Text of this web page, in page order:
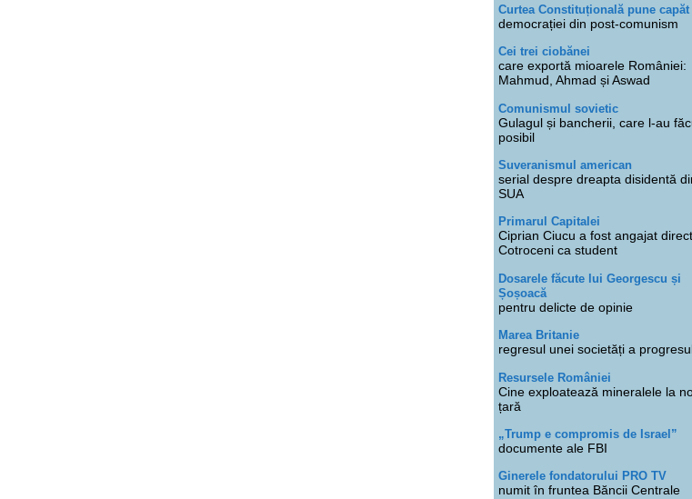
Curtea Constituțională pune capăt
democrației din post-comunism
Cei trei ciobănei
care exportă mioarele României:
Mahmud, Ahmad și Aswad
Comunismul sovietic
Gulagul și bancherii, care l-au
posibil
Suveranismul american
serial despre dreapta disidentă
SUA
Primarul Capitalei
Ciprian Ciucu a fost angajat
Cotroceni ca student
Dosarele făcute lui Georgescu și
Șoșoacă
pentru delicte de opinie
Marea Britanie
regresul unei societăți a
Resursele României
Cine exploatează mineralele la
țară
„Trump e compromis de Israel”
documente ale FBI
Ginerele fondatorului PRO TV
numit în fruntea Băncii Centrale